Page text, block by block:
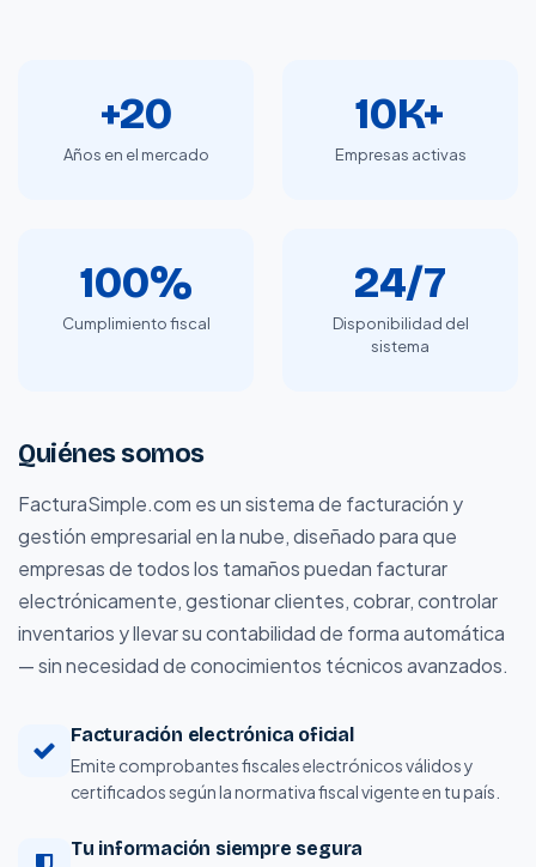
+20
Años en el mercado
10K+
Empresas activas
100%
Cumplimiento fiscal
24/7
Disponibilidad del
sistema
Quiénes somos
FacturaSimple.com es un sistema de facturación y
gestión empresarial en la nube, diseñado para que
empresas de todos los tamaños puedan facturar
electrónicamente, gestionar clientes, cobrar, controlar
inventarios y llevar su contabilidad de forma automática
— sin necesidad de conocimientos técnicos avanzados.
Facturación electrónica oficial
Emite comprobantes fiscales electrónicos válidos y
certificados según la normativa fiscal vigente en tu país.
Tu información siempre segura